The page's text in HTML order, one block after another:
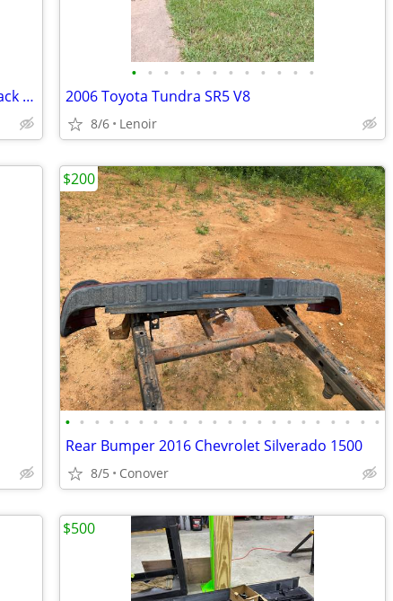
Toyota truck sunroof cover and sliding back glass 1984-1988
• • • • • • • • • • • •
2006 Toyota Tundra SR5 V8
8/6 Lenoir
• • • • • • • • • • • • • • • • • • • • • •
Rear Bumper 2016 Chevrolet Silverado 1500
8/5 Conover
$200
$500